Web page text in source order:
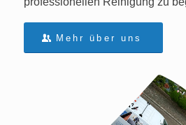
Mehr über uns